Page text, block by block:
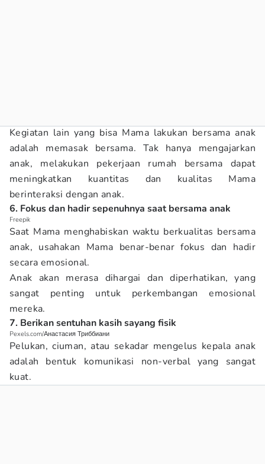
Kegiatan lain yang bisa Mama lakukan bersama anak
adalah memasak bersama. Tak hanya mengajarkan
anak, melakukan pekerjaan rumah bersama dapat
meningkatkan kuantitas dan kualitas Mama
berinteraksi dengan anak.
6. Fokus dan hadir sepenuhnya saat bersama anak
Freepik
Saat Mama menghabiskan waktu berkualitas bersama
anak, usahakan Mama benar-benar fokus dan hadir
secara emosional.
Anak akan merasa dihargai dan diperhatikan, yang
sangat penting untuk perkembangan emosional
mereka.
7. Berikan sentuhan kasih sayang fisik
Pexels.com/Анастасия Триббиани
Pelukan, ciuman, atau sekadar mengelus kepala anak
adalah bentuk komunikasi non-verbal yang sangat
kuat.